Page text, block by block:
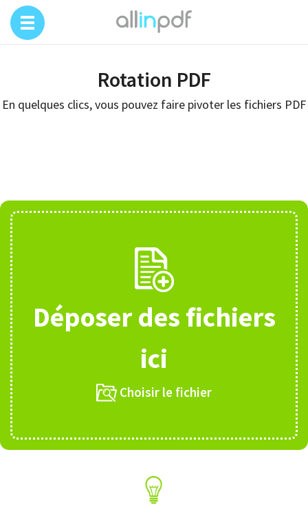
Rotation PDF
En quelques clics, vous pouvez faire pivoter les fichiers PDF
Déposer des fichiers
ici
Choisir le fichier